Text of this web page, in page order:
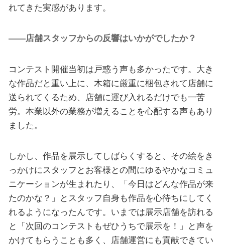
れてきた実感があります。
――店舗スタッフからの反響はいかがでしたか？
コンテスト開催当初は戸惑う声も多かったです。大き
な作品だと重い上に、木箱に厳重に梱包されて店舗に
送られてくるため、店舗に運び入れるだけでも一苦
労。本業以外の業務が増えることを心配する声もあり
ました。
しかし、作品を展示してしばらくすると、その絵をき
っかけにスタッフとお客様との間にゆるやかなコミュ
ニケーションが生まれたり、「今日はどんな作品が来
たのかな？」とスタッフ自身も作品を心待ちにしてく
れるようになったんです。いまでは展示店舗を訪れる
と「次回のコンテストもぜひうちで展示を！」と声を
かけてもらうことも多く、店舗運営にも貢献できてい